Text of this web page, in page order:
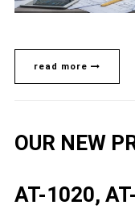
read more
OUR NEW
AT-1020,